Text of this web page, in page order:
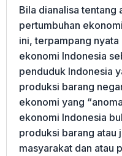
Bila dianalisa tentang
pertumbuhan
ini, terpampang
ekonomi Indonesia
penduduk Indonesia
produksi barang
ekonomi yang
ekonomi Indonesia
produksi barang atau
masyarakat dan atau